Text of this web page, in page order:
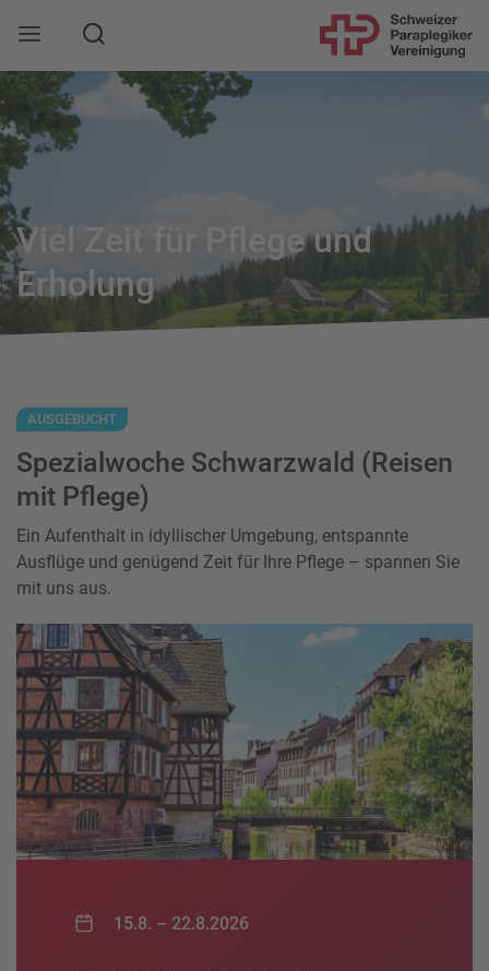
Mobile Navigation öffnen
Suche
Viel Zeit für Pflege und
Erholung
AUSGEBUCHT
Spezialwoche Schwarzwald (Reisen
mit Pflege)
Ein Aufenthalt in idyllischer Umgebung, entspannte
Ausflüge und genügend Zeit für Ihre Pflege – spannen Sie
mit uns aus.
15.8. – 22.8.2026